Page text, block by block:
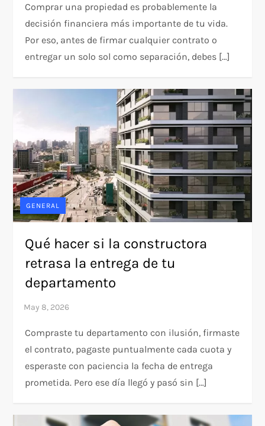
Comprar una propiedad es probablemente la
decisión financiera más importante de tu vida.
Por eso, antes de firmar cualquier contrato o
entregar un solo sol como separación, debes […]
GENERAL
Qué hacer si la constructora
retrasa la entrega de tu
departamento
Compraste tu departamento con ilusión, firmaste
el contrato, pagaste puntualmente cada cuota y
esperaste con paciencia la fecha de entrega
prometida. Pero ese día llegó y pasó sin […]